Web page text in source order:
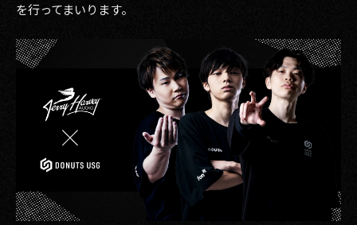
2024
2023
2022
2021
2020
を行ってまいります。